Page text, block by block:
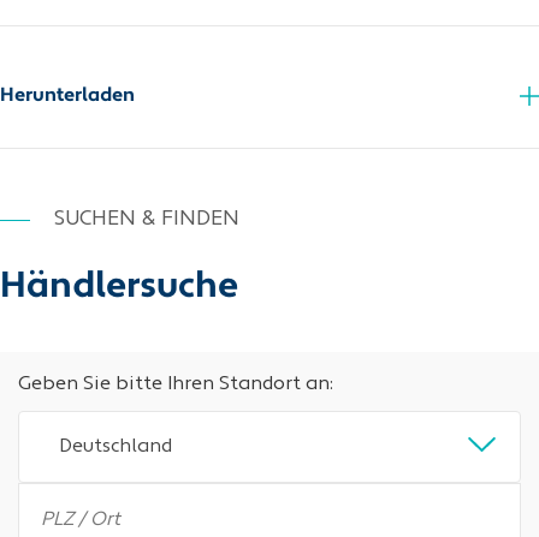
Herunterladen
Zusatzinfo_PDF
SUCHEN & FINDEN
Händlersuche
Geben Sie bitte Ihren Standort an:
Deutschland